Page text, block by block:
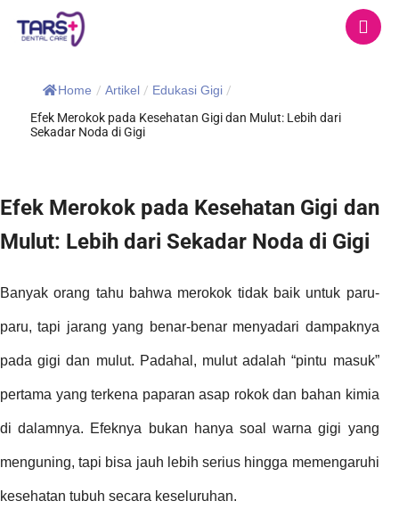
Home / Artikel / Edukasi Gigi /
Efek Merokok pada Kesehatan Gigi dan Mulut: Lebih dari
Sekadar Noda di Gigi
Efek Merokok pada Kesehatan Gigi dan
Mulut: Lebih dari Sekadar Noda di Gigi
Banyak orang tahu bahwa merokok tidak baik untuk paru-
paru, tapi jarang yang benar-benar menyadari dampaknya
pada gigi dan mulut. Padahal, mulut adalah “pintu masuk”
pertama yang terkena paparan asap rokok dan bahan kimia
di dalamnya. Efeknya bukan hanya soal warna gigi yang
menguning, tapi bisa jauh lebih serius hingga memengaruhi
kesehatan tubuh secara keseluruhan.